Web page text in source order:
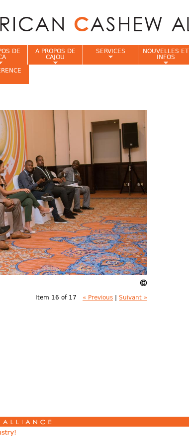
Item 16 of 17 « Previous | Suivant »
DE
A PROPOS DE
CAJOU
SERVICES
NOUVELLES ET
INFOS